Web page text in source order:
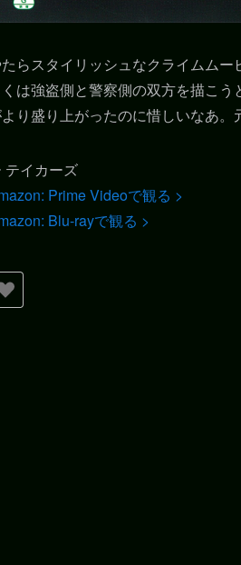
らスタイリッシュなクライムム
は強盗側と警察側の双方を描こ
り盛り上がったのに惜しいなあ。
テイカーズ
Prime Videoで観る >
Blu-rayで観る >